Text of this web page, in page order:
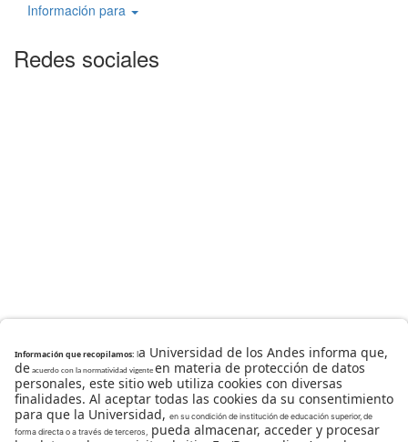
Información para
Redes sociales